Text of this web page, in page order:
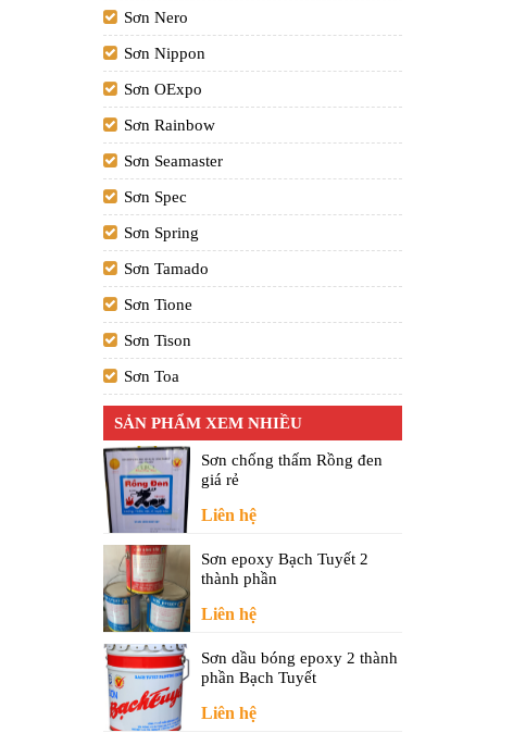
Sơn Nero
Sơn Nippon
Sơn OExpo
Sơn Rainbow
Sơn Seamaster
Sơn Spec
Sơn Spring
Sơn Tamado
Sơn Tione
Sơn Tison
Sơn Toa
SẢN PHẨM XEM NHIỀU
Sơn chống thấm Rồng đen
giá rẻ
Liên hệ
Sơn epoxy Bạch Tuyết 2
thành phần
Liên hệ
Sơn dầu bóng epoxy 2 thành
phần Bạch Tuyết
Liên hệ